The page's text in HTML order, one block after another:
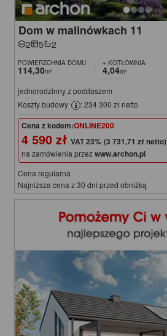
Dom w malinówkach 11
2 5 2
POWIERZCHNIA DOMU
114,30m²
+ KOTŁOWNIA
4,04m²
jednorodzinny z poddaszem
Koszty budowy
: 234 300 zł netto
Cena z kodem:ONLINE200
4 590 zł (3 731,71 zł netto)
na zamówienia przezwww.archon.pl
Cena regularna
Najniższa cena z 30 dni przed obniżką